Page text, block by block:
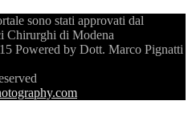
sono stati approvati dal
Chirurghi di Modena
Powered by Dott. Marco Pignatti